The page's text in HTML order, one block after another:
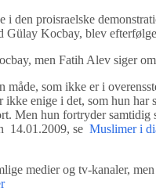
den proisraelske
Kocbay, blev
men Fatih Alev siger
måde, som ikke er i
enige i det, som hun
Men hun fortryder samtidig
14.01.2009, se Muslimer i
medier og tv-kanaler,